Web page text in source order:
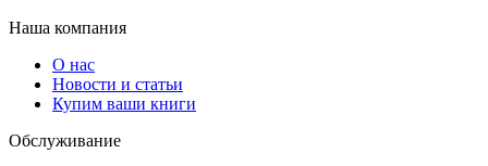
Наша компания
О нас
Новости и статьи
Купим ваши книги
Обслуживание